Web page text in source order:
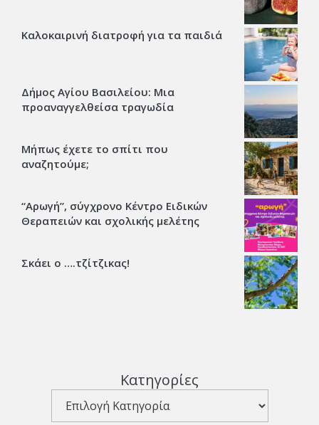
Καλοκαιρινή διατροφή για τα παιδιά
Δήμος Αγίου Βασιλείου: Μια
προαναγγελθείσα τραγωδία
Μήπως έχετε το σπίτι που
αναζητούμε;
“Αρωγή”, σύγχρονο Κέντρο Ειδικών
Θεραπειών και σχολικής μελέτης
Σκάει ο ….τζίτζικας!
Κατηγορίες